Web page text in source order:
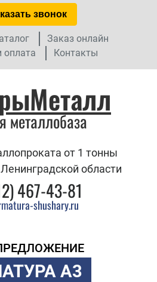
звонок
Заказ онлайн
оплата
Контакты
металлобаза
от 1 тонны
области
467-43-81
shushary.ru
А3